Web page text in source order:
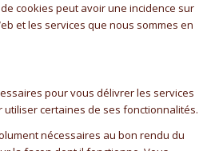
cookies peut avoir une incidence sur
et les services que nous sommes en
pour vous délivrer les services
certaines de ses fonctionnalités.
nécessaires au bon rendu du